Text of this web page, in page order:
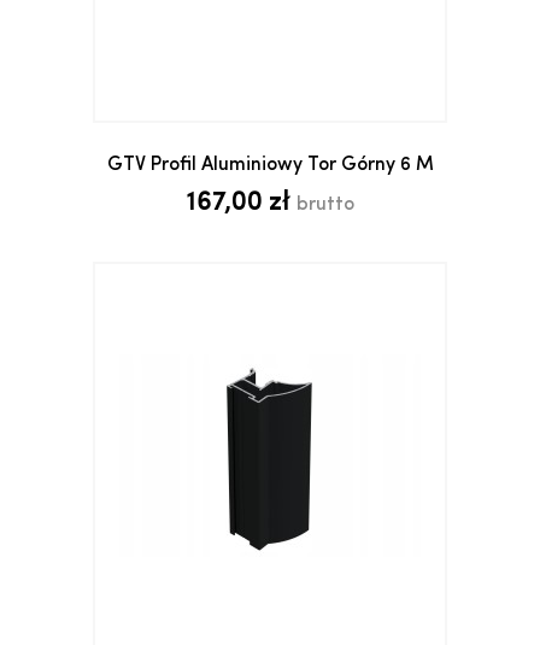
GTV Profil Aluminiowy Tor Górny 6 M
167,00 zł brutto